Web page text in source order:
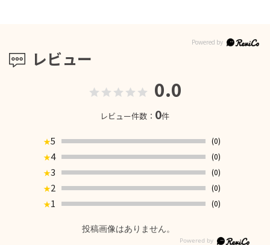
レビュー
0.0
レビュー件数： 0件
★5
(0)
★4
(0)
★3
(0)
★2
(0)
★1 (0)
投稿画像はありません。